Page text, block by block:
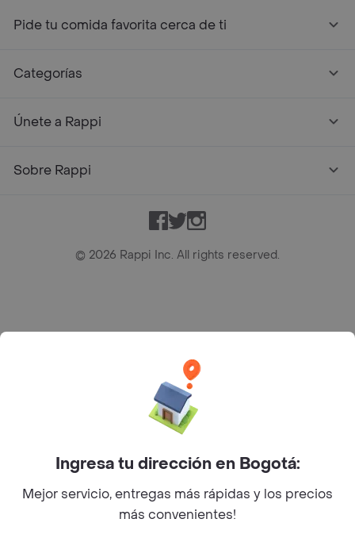
Pide tu comida favorita cerca de ti
Categorías
Únete a Rappi
Sobre Rappi
Facebook
TwitterInstagram
© 2026 Rappi Inc. All rights reserved.
Bogotá D.C. --- notificacionesrappi@rappi.com
Ingresa tu dirección en Bogotá:
Mejor servicio, entregas más rápidas y los precios
más convenientes!